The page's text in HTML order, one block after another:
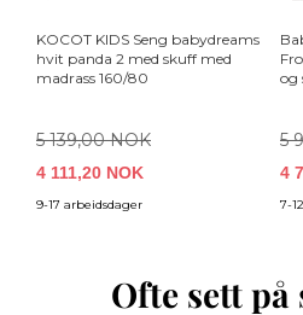
KOCOT KIDS Seng babydreams
hvit panda 2 med skuff med
madrass 160/80
5 139,00 NOK
4 111,20 NOK
9-17 arbeidsdager
og
5
4
7-
Ofte sett på